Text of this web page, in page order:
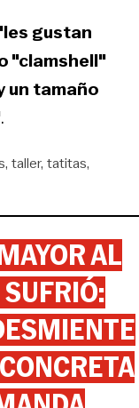
gustan
"clamshell"
un tamaño
.
taller tatitas
AL